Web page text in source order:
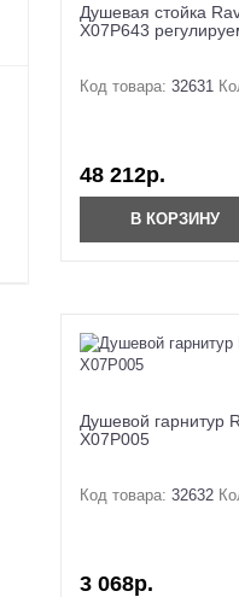
Душевая стойка
X07P643
Код товара: 32631
48 212р.
В КОРЗИНУ
Душевой гарнитур
X07P005
Код товара: 32632
3 068р.